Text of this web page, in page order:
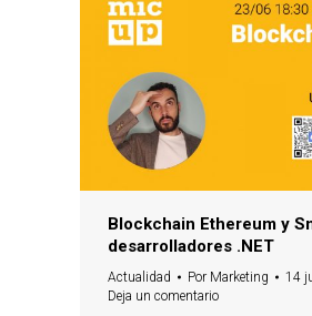
Blockchain Ethereum y
desarrolladores .NET
Actualidad Por Marketing
14
Deja un comentario